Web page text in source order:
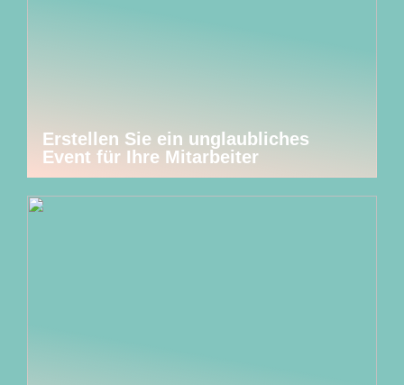
Erstellen Sie ein unglaubliches
Event für Ihre Mitarbeiter